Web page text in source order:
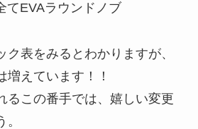
てEVAラウンドノブ
ク表をみるとわかりますが、
増えています！！
るこの番手では、嬉しい変更